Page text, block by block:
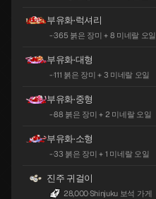
부유화·럭셔리
-·365 붉은 장미 + 8 미네랄 오일
부유화·대형
-·111 붉은 장미 + 3 미네랄 오일
부유화·중형
-·88 붉은 장미 + 2 미네랄 오일
부유화·소형
-·33 붉은 장미 + 1 미네랄 오일
진주 귀걸이
28,000·Shinjuku 보석 가게